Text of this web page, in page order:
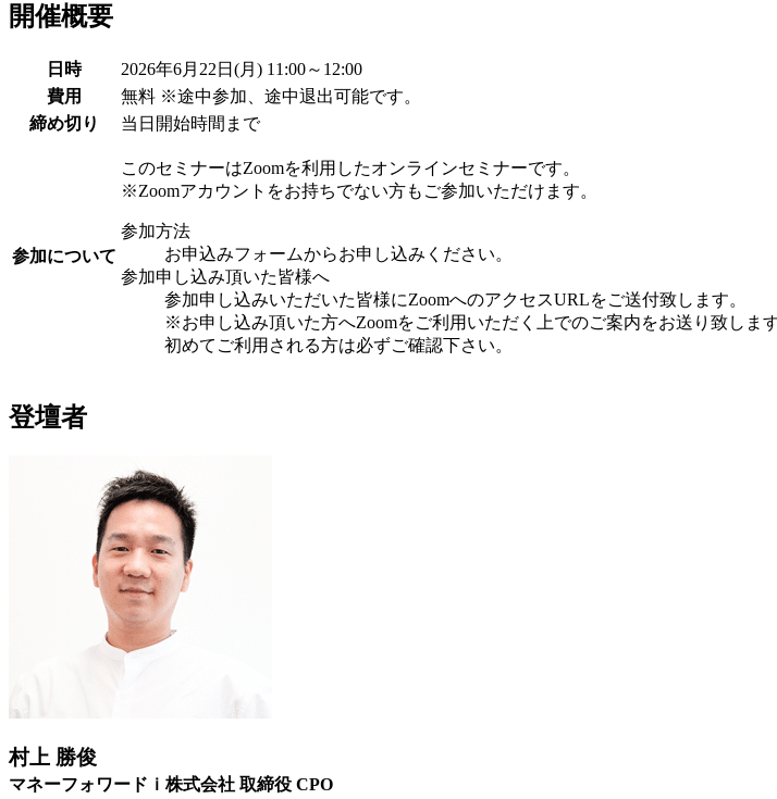
開催概要
日時
2026年6月22日(月) 11:00～12:00
費用
無料 ※途中参加、途中退出可能です。
締め切り
当日開始時間まで
参加について
このセミナーはZoomを利用したオンラインセミナーです。
※Zoomアカウントをお持ちでない方もご参加いただけます。
参加方法
お申込みフォームからお申し込みください。
参加申し込み頂いた皆様へ
参加申し込みいただいた皆様にZoomへのアクセスURLをご送付致します。
※お申し込み頂いた方へZoomをご利用いただく上でのご案内をお送り致します
初めてご利用される方は必ずご確認下さい。
登壇者
村上 勝俊
マネーフォワードｉ株式会社 取締役 CPO